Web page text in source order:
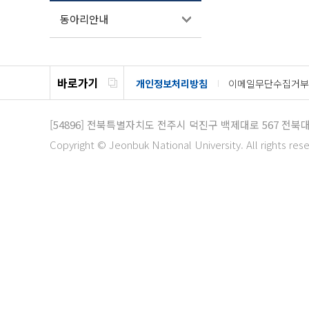
동아리안내
바로가기 개인정보처리방침 이메일무단수집거부
[54896] 전북특별자치도 전주시 덕진구 백제대로 567 전북
Copyright © Jeonbuk National University. All rights